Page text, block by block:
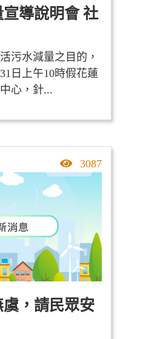
導說明會 社
污水減量之目的，
日上午10時假花蓮
心，針...
點擊率
3087
，請民眾安